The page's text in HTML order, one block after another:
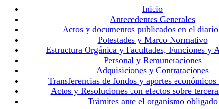
Inicio
Antecedentes Generales
Actos y documentos publicados en el
Potestades y Marco Normativo
Estructura Orgánica y Facultades, Funciones y
Personal y Remuneraciones
Adquisiciones y Contrataciones
Transferencias de fondos y aportes económicos
Actos y Resoluciones con efectos sobre
Trámites ante el organismo obligado